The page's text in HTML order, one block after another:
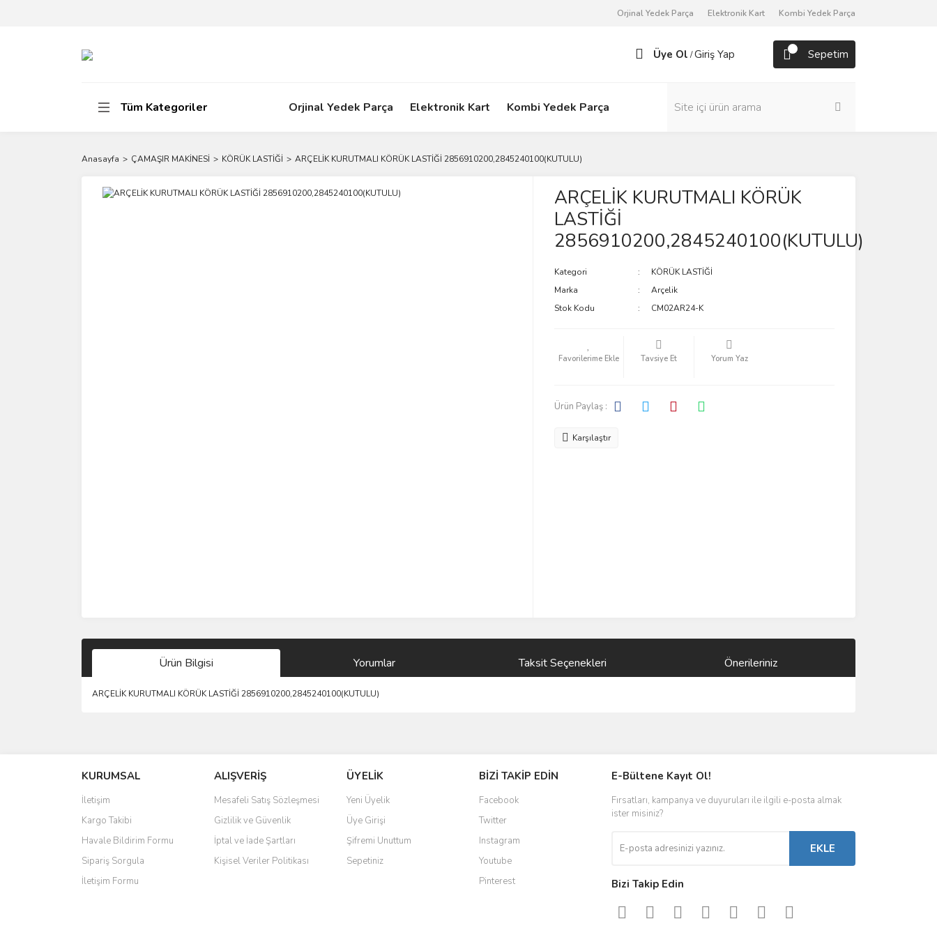
Orjinal Yedek Parça Elektronik Kart Kombi Yedek Parça
Üye Ol /Giriş Yap Sepetim
Tüm Kategoriler Orjinal Yedek Parça Elektronik Kart Kombi Yedek Parça
Anasayfa ÇAMAŞIR MAKİNESİ KÖRÜK LASTİĞİ ARÇELİK KURUTMALI KÖRÜK LASTİĞİ 2856910200,2845240100(KUTULU)
ARÇELİK KURUTMALI KÖRÜK
LASTİĞİ
2856910200,2845240100(KUTULU)
Kategori
KÖRÜK LASTİĞİ
Marka
Arçelik
Stok Kodu
CM02AR24-K
Tavsiye Et Yorum Yaz
Ürün Paylaş :
Karşılaştır
Ürün Bilgisi Yorumlar Taksit Seçenekleri Önerileriniz
ARÇELİK KURUTMALI KÖRÜK LASTİĞİ 2856910200,2845240100(KUTULU)
Ürün resmi kalitesiz, bozuk veya görüntülenemiyor.
Ürün açıklamasında eksik bilgiler bulunuyor.
Ürün bilgilerinde hatalar bulunuyor.
Ürün fiyatı diğer sitelerden daha pahalı.
Bu ürüne benzer farklı alternatifler olmalı.
KURUMSAL
İletişim
Kargo Takibi
Havale Bildirim Formu
Sipariş Sorgula
İletişim Formu
ALIŞVERİŞ
Mesafeli Satış Sözleşmesi
Gizlilik ve Güvenlik
İptal ve İade Şartları
Kişisel Veriler Politikası
ÜYELİK
Yeni Üyelik
Üye Girişi
Şifremi Unuttum
Sepetiniz
BİZİ TAKİP EDİN
Facebook
Twitter
Instagram
Youtube
Pinterest
E-Bültene Kayıt Ol!
Fırsatları, kampanya ve duyuruları ile ilgili e-posta almak
ister misiniz?
EKLE
Bizi Takip Edin